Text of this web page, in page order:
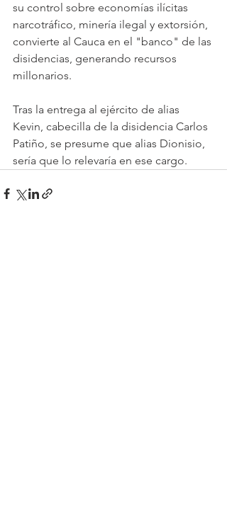
su control sobre economías ilícitas
narcotráfico, minería ilegal y extorsión,
convierte al Cauca en el "banco" de las
disidencias, generando recursos
millonarios.
Tras la entrega al ejército de alias
Kevin, cabecilla de la disidencia Carlos
Patiño, se presume que alias Dionisio,
sería que lo relevaría en ese cargo.